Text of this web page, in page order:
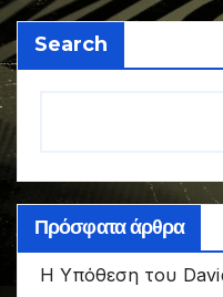
Search
Πρόσφατα άρθρα
Η Υπόθεση του